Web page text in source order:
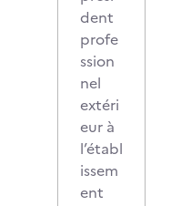
dent
profe
ssion
nel
extéri
eur à
l’établ
issem
ent